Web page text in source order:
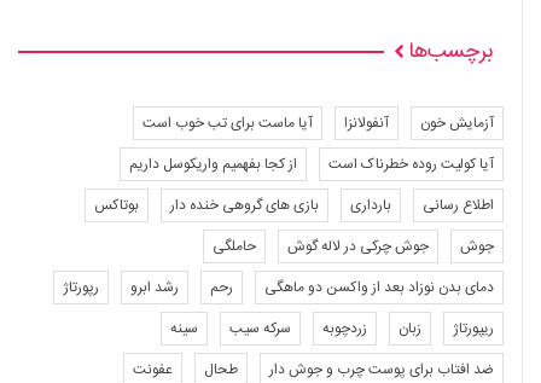
برچسب‌ها
آزمایش خون آنفولانزا
آیا ماست برای تب خوب است
آیا کولیت روده خطرناک است
از کجا بفهمیم واریکوسل داریم
اطلاع رسانی
بارداری بازی های گروهی خنده دار
بوتاکس
جوش
جوش چرکی در لاله گوش
حاملگی
دمای بدن نوزاد بعد از واکسن دو ماهگی
رحم رشد ابرو
رپورتاژ
ریپورتاژ
زبان زردچوبه سرکه سیب
سینه
ضد افتاب برای پوست چرب و جوش دار
طحال
عفونت